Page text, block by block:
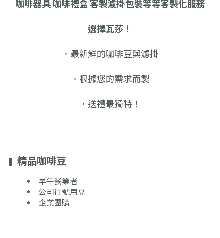
咖啡器具 咖啡禮盒 客製濾掛包裝等等客製化服務
選擇瓦莎！
．最新鮮的咖啡豆與濾掛
．根據您的需求而製
．送禮最獨特！
▍ 精品咖啡豆
早午餐業者
公司行號用豆
企業團購